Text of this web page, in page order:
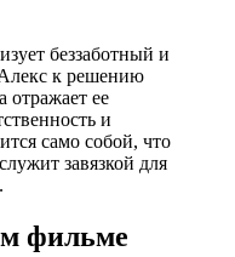
беззаботный и
к решению
отражает ее
и
само собой, что
завязкой для
фильме